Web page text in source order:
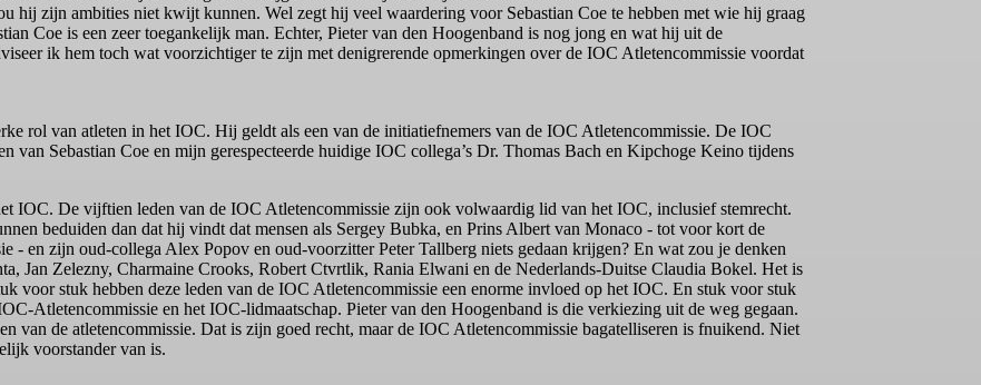
hij zijn ambities niet kwijt kunnen. Wel zegt hij veel waardering voor Sebastian Coe te hebben met wie hij graag
Coe is een zeer toegankelijk man. Echter, Pieter van den Hoogenband is nog jong en wat hij uit de
ik hem toch wat voorzichtiger te zijn met denigrerende opmerkingen over de IOC Atletencommissie voordat
rol van atleten in het IOC. Hij geldt als een van de initiatiefnemers van de IOC Atletencommissie. De IOC
van Sebastian Coe en mijn gerespecteerde huidige IOC collega’s Dr. Thomas Bach en Kipchoge Keino tijdens
IOC. De vijftien leden van de IOC Atletencommissie zijn ook volwaardig lid van het IOC, inclusief stemrecht.
beduiden dan dat hij vindt dat mensen als Sergey Bubka, en Prins Albert van Monaco - tot voor kort de
- en zijn oud-collega Alex Popov en oud-voorzitter Peter Tallberg niets gedaan krijgen? En wat zou je denken
Jan Zelezny, Charmaine Crooks, Robert Ctvrtlik, Rania Elwani en de Nederlands-Duitse Claudia Bokel. Het is
voor stuk hebben deze leden van de IOC Atletencommissie een enorme invloed op het IOC. En stuk voor stuk
Atletencommissie en het IOC-lidmaatschap. Pieter van den Hoogenband is die verkiezing uit de weg gegaan.
van de atletencommissie. Dat is zijn goed recht, maar de IOC Atletencommissie bagatelliseren is fnuikend. Niet
voorstander van is.